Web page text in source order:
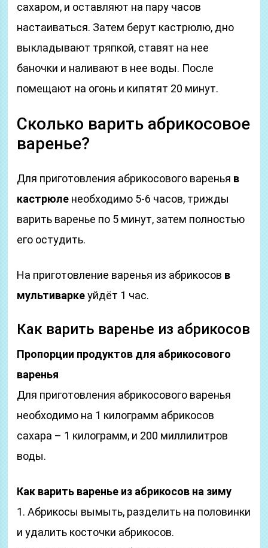
сахаром, и оставляют на пару часов
настаиваться. Затем берут кастрюлю, дно
выкладывают тряпкой, ставят на нее
баночки и наливают в нее воды. После
помещают на огонь и кипятят 20 минут.
Сколько варить абрикосовое
варенье?
Для приготовления абрикосового варенья в
кастрюле необходимо 5-6 часов, трижды
варить варенье по 5 минут, затем полностью
его остудить.
На приготовление варенья из абрикосов в
мультиваркеуйдёт 1 час.
Как варить варенье из абрикосов
Пропорции продуктов для абрикосового
варенья
Для приготовления абрикосового варенья
необходимо на 1 килограмм абрикосов
сахара – 1 килограмм, и 200 миллилитров
воды.
Как варить варенье из абрикосов на зиму
1. Абрикосы вымыть, разделить на половинки
и удалить косточки абрикосов.